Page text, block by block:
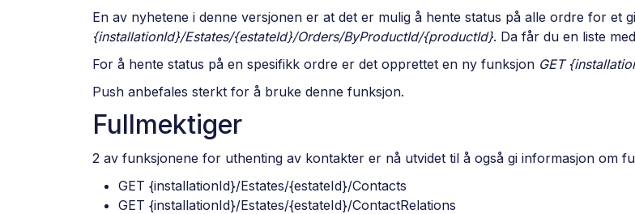
En av nyhetene i denne versjonen er at det er mulig å hente status på alle ordre for et
{installationId}/Estates/{estateId}/Orders/ByProductId/{productId}. Da får du en liste
For å hente status på en spesifikk ordre er det opprettet en ny funksjon GET
Push anbefales sterkt for å bruke denne funksjon.
Fullmektiger
2 av funksjonene for uthenting av kontakter er nå utvidet til å også gi informasjon om
GET {installationId}/Estates/{estateId}/Contacts
GET {installationId}/Estates/{estateId}/ContactRelations